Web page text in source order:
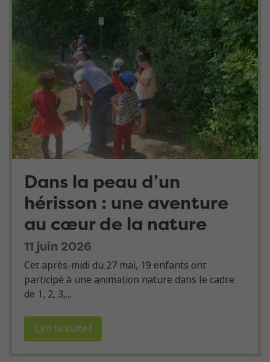
Dans la peau d’un
hérisson : une aventure
au cœur de la nature
11 juin 2026
Cet après-midi du 27 mai, 19 enfants ont
participé à une animation nature dans le cadre
de 1, 2, 3,...
Lire la suite !